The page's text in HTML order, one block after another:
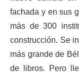
fachada y en sus
más de 300
construcción. Se
más grande de
de libros. Pero